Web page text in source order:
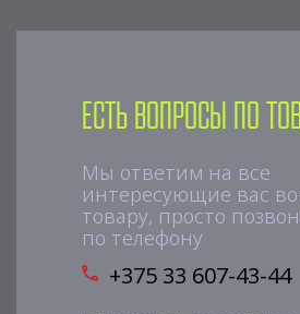
Есть вопросы по
Мы ответим на все
интересующие вас
товару, просто
по телефону
+375 33 607-43-44